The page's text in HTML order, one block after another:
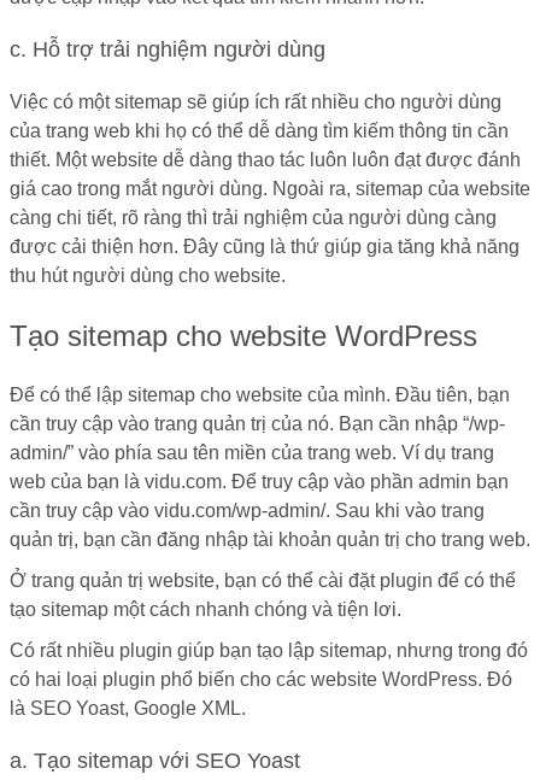
c. Hỗ trợ trải nghiệm người dùng
Việc có một sitemap sẽ giúp ích rất nhiều cho người dùng
của trang web khi họ có thể dễ dàng tìm kiếm thông tin cần
thiết. Một website dễ dàng thao tác luôn luôn đạt được đánh
giá cao trong mắt người dùng. Ngoài ra, sitemap của website
càng chi tiết, rõ ràng thì trải nghiệm của người dùng càng
được cải thiện hơn. Đây cũng là thứ giúp gia tăng khả năng
thu hút người dùng cho website.
Tạo sitemap cho website WordPress
Để có thể lập sitemap cho website của mình. Đầu tiên, bạn
cần truy cập vào trang quản trị của nó. Bạn cần nhập “/wp-
admin/” vào phía sau tên miền của trang web. Ví dụ trang
web của bạn là vidu.com. Để truy cập vào phần admin bạn
cần truy cập vào vidu.com/wp-admin/. Sau khi vào trang
quản trị, bạn cần đăng nhập tài khoản quản trị cho trang web.
Ở trang quản trị website, bạn có thể cài đặt plugin để có thể
tạo sitemap một cách nhanh chóng và tiện lơi.
Có rất nhiều plugin giúp bạn tạo lập sitemap, nhưng trong đó
có hai loại plugin phổ biến cho các website WordPress. Đó
là SEO Yoast, Google XML.
a. Tạo sitemap với SEO Yoast